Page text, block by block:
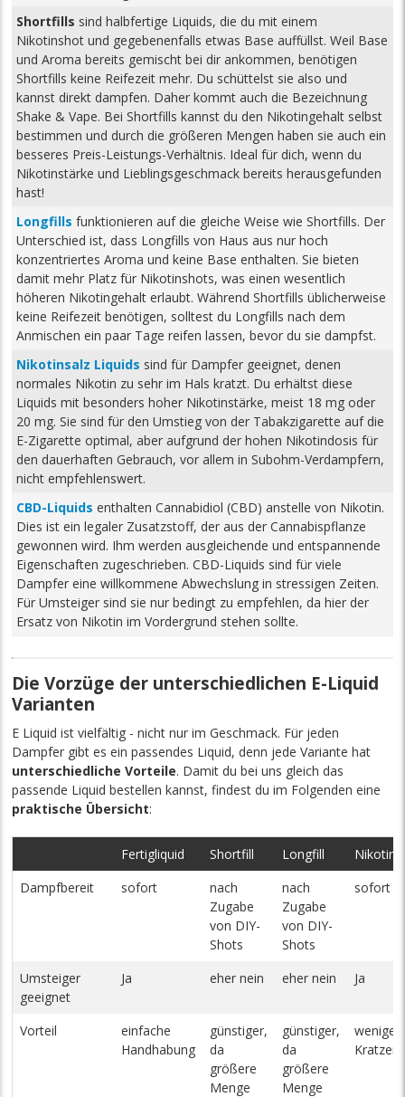
Shortfills sind halbfertige Liquids, die du mit einem
Nikotinshot und gegebenenfalls etwas Base auffüllst. Weil Base
und Aroma bereits gemischt bei dir ankommen, benötigen
Shortfills keine Reifezeit mehr. Du schüttelst sie also und
kannst direkt dampfen. Daher kommt auch die Bezeichnung
Shake & Vape. Bei Shortfills kannst du den Nikotingehalt selbst
bestimmen und durch die größeren Mengen haben sie auch ein
besseres Preis-Leistungs-Verhältnis. Ideal für dich, wenn du
Nikotinstärke und Lieblingsgeschmack bereits herausgefunden
hast!
Longfills funktionieren auf die gleiche Weise wie Shortfills. Der
Unterschied ist, dass Longfills von Haus aus nur hoch
konzentriertes Aroma und keine Base enthalten. Sie bieten
damit mehr Platz für Nikotinshots, was einen wesentlich
höheren Nikotingehalt erlaubt. Während Shortfills üblicherweise
keine Reifezeit benötigen, solltest du Longfills nach dem
Anmischen ein paar Tage reifen lassen, bevor du sie dampfst.
Nikotinsalz Liquids sind für Dampfer geeignet, denen
normales Nikotin zu sehr im Hals kratzt. Du erhältst diese
Liquids mit besonders hoher Nikotinstärke, meist 18 mg oder
20 mg. Sie sind für den Umstieg von der Tabakzigarette auf die
E-Zigarette optimal, aber aufgrund der hohen Nikotindosis für
den dauerhaften Gebrauch, vor allem in Subohm-Verdampfern,
nicht empfehlenswert.
CBD-Liquids enthalten Cannabidiol (CBD) anstelle von Nikotin.
Dies ist ein legaler Zusatzstoff, der aus der Cannabispflanze
gewonnen wird. Ihm werden ausgleichende und entspannende
Eigenschaften zugeschrieben. CBD-Liquids sind für viele
Dampfer eine willkommene Abwechslung in stressigen Zeiten.
Für Umsteiger sind sie nur bedingt zu empfehlen, da hier der
Ersatz von Nikotin im Vordergrund stehen sollte.
Die Vorzüge der unterschiedlichen E-Liquid
Varianten
E Liquid ist vielfältig - nicht nur im Geschmack. Für jeden
Dampfer gibt es ein passendes Liquid, denn jede Variante hat
unterschiedliche Vorteile. Damit du bei uns gleich das
passende Liquid bestellen kannst, findest du im Folgenden eine
praktische Übersicht:
Fertigliquid Shortfill Longfill
Dampfbereit
sofort
nach
Zugabe
von DIY-
Shots
nach
Zugabe
von DIY-
Shots
sofort
Umsteiger
geeignet
Ja eher nein eher nein Ja
Vorteil
einfache
Handhabung
günstiger,
da
größere
Menge
günstiger,
da
größere
Menge
weniger
Kratzen